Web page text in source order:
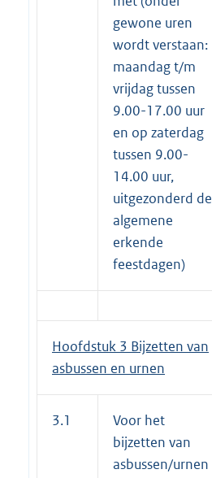
gewone uren
wordt verstaan:
maandag t/m
vrijdag tussen
9.00-17.00 uur
en op zaterdag
tussen 9.00-
14.00 uur,
uitgezonderd de
algemene
erkende
feestdagen)
Hoofdstuk 3 Bijzetten van
asbussen en urnen
3.1
Voor het
bijzetten van
asbussen/urnen